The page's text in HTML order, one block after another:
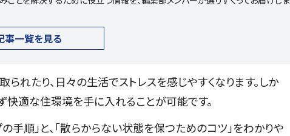
事一覧を見る
れたり、日々の生活でストレスを感じやすくなります。しか
快適な住環境を手に入れることが可能です。
手順」と、「散らからない状態を保つためのコツ」をわかりや